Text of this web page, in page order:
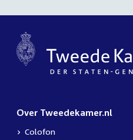
Over Tweedekamer.nl
Colofon